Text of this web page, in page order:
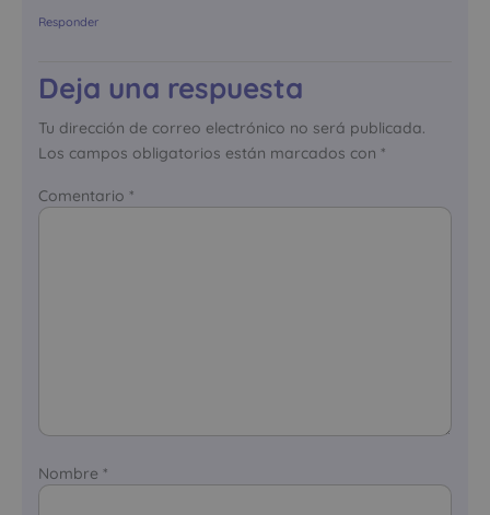
Responder
Deja una respuesta
Tu dirección de correo electrónico no será publicada.
Los campos obligatorios están marcados con *
Comentario *
Nombre *